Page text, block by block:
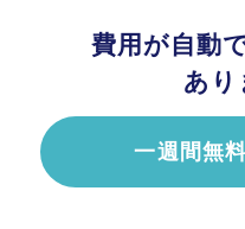
費用が自動
あり
一週間無